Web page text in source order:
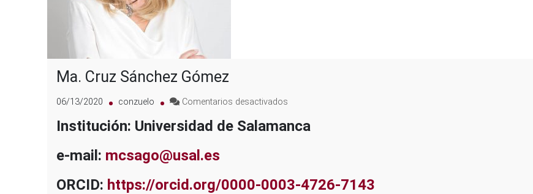
Ma. Cruz Sánchez Gómez
06/13/2020 conzuelo Comentarios desactivados
Cruz
Institución: Universidad de Salamanca
e-mail: mcsago@usal.es
ORCID: https://orcid.org/0000-0003-4726-7143